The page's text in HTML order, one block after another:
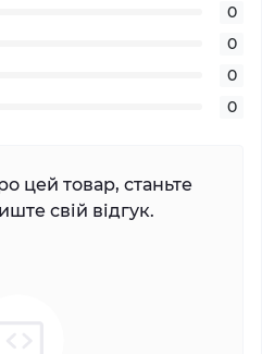
0
0
0
0
цей товар, станьте
свій відгук.